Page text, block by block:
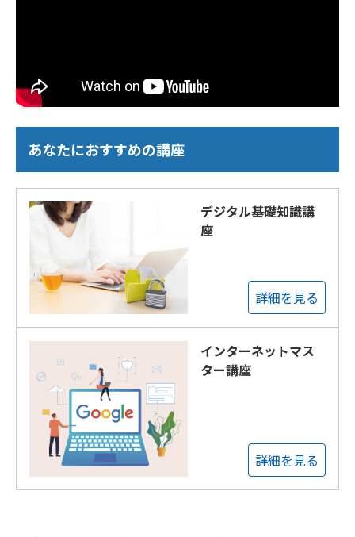
あなたにおすすめの講座
デジタル基礎知識講
座
詳細を見る
インターネットマス
ター講座
詳細を見る